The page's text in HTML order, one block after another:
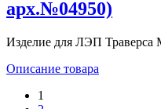
арх.№04950)
Изделие для ЛЭП Траверса
Описание товара
1